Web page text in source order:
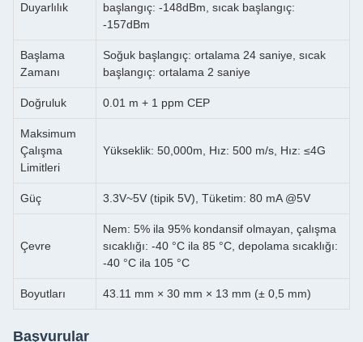
Duyarlılık
başlangıç: -148dBm, sıcak başlangıç:
-157dBm
Başlama
Zamanı
Soğuk başlangıç: ortalama 24 saniye, sıcak
başlangıç: ortalama 2 saniye
Doğruluk 0.01 m + 1 ppm CEP
Maksimum
Çalışma
Limitleri
Yükseklik: 50,000m, Hız: 500 m/s, Hız: ≤4G
Güç 3.3V~5V (tipik 5V), Tüketim: 80 mA @5V
Çevre
Nem: 5% ila 95% kondansif olmayan, çalışma
sıcaklığı: -40 °C ila 85 °C, depolama sıcaklığı:
-40 °C ila 105 °C
Boyutları 43.11 mm × 30 mm × 13 mm (± 0,5 mm)
Başvurular